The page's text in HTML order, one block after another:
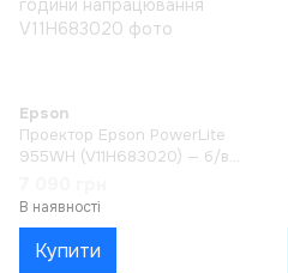
Epson
Проектор Epson PowerLite
955WH (V11H683020) — б/в
В наявності
Купити